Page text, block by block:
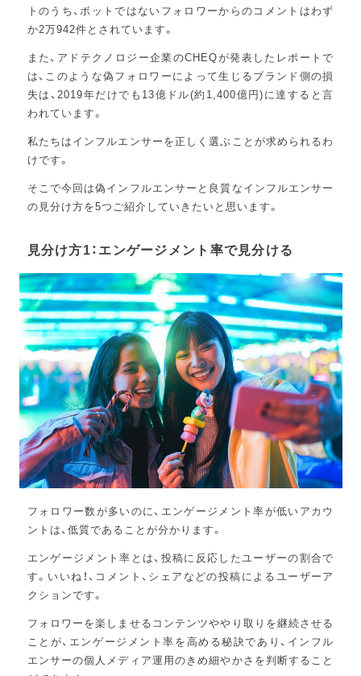
トのうち、ボットではないフォロワーからのコメントはわず
か2万942件とされています。
また、アドテクノロジー企業のCHEQが発表したレポートで
は、このような偽フォロワーによって生じるブランド側の損
失は、2019年だけでも13億ドル(約1,400億円)に達すると言
われています。
私たちはインフルエンサーを正しく選ぶことが求められるわ
けです。
そこで今回は偽インフルエンサーと良質なインフルエンサー
の見分け方を5つご紹介していきたいと思います。
見分け方1：エンゲージメント率で見分ける
フォロワー数が多いのに、エンゲージメント率が低いアカウ
ントは、低質であることが分かります。
エンゲージメント率とは、投稿に反応したユーザーの割合で
す。いいね！、コメント、シェアなどの投稿によるユーザーア
クションです。
フォロワーを楽しませるコンテンツややり取りを継続させる
ことが、エンゲージメント率を高める秘訣であり、インフル
エンサーの個人メディア運用のきめ細やかさを判断すること